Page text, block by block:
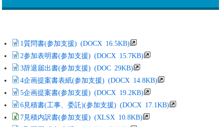
1質問書(参加支援) (DOCX 16.5KB)
2参加表明書(参加支援) (DOCX 15.7KB)
3辞退届出書(参加支援) (DOC 29KB)
4企画提案書表紙(参加支援) (DOCX 14.8KB)
5企画提案書(参加支援) (DOCX 19.2KB)
6見積書(工事、委託)(参加支援) (DOCX 17.1KB)
7見積内訳書(参加支援) (XLSX 10.8KB)